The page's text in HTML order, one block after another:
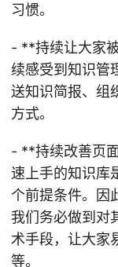
习惯。
- **持续让大家
续感受到知识管
送知识简报、组
方式。
- **持续改善页
速上手的知识库
个前提条件。因
我们务必做到对
术手段，让大家
等。